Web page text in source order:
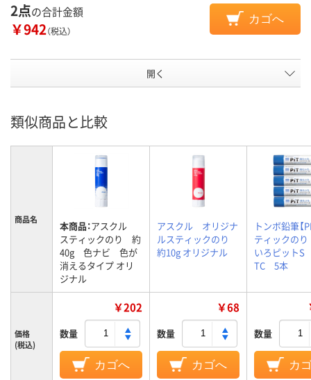
2点の合計金額
￥942（税込）
カゴへ
開く
類似商品と比較
商品名 本商品：アスクル
スティックのり 約
40g 色ナビ 色が
消えるタイプ オリ
ジナル
アスクル オリジナ
ルスティックのり
約10g オリジナル
トンボ鉛筆【
ティックの
いろピット
TC 5本
価格
(税込)
￥202
数量
カゴへ
￥68
数量
カゴへ
数量
カ